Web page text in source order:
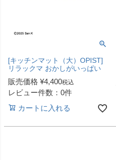
[キッチンマット（大）OPIST]
リラックマ おかしがいっぱい
販売価格 ¥4,400税込
レビュー件数：0件
カートに入れる